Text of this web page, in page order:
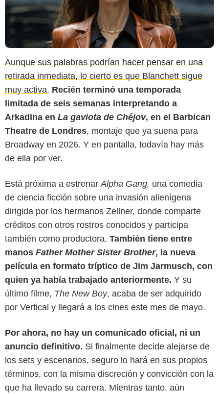
Aunque sus palabras podrían hacer pensar en una
retirada inmediata, lo cierto es que Blanchett sigue
muy activa. Recién terminó una temporada
limitada de seis semanas interpretando a
Arkadina en La gaviota de Chéjov, en el Barbican
Theatre de Londres, montaje que ya suena para
Broadway en 2026. Y en pantalla, todavía hay más
de ella por ver.
Está próxima a estrenarAlpha Gang, una comedia
de ciencia ficción sobre una invasión alienígena
dirigida por los hermanos Zellner, donde comparte
créditos con otros rostros conocidos y participa
también como productora. También tiene entre
manos Father Mother Sister Brother, la nueva
película en formato tríptico de Jim Jarmusch, con
quien ya había trabajado anteriormente. Y su
último filme, The New Boy, acaba de ser adquirido
por Vertical y llegará a los cines este mes de mayo.
Por ahora, no hay un comunicado oficial, ni un
anuncio definitivo. Si finalmente decide alejarse de
los sets y escenarios, seguro lo hará en sus propios
términos, con la misma discreción y convicción con la
que ha llevado su carrera. Mientras tanto, aún